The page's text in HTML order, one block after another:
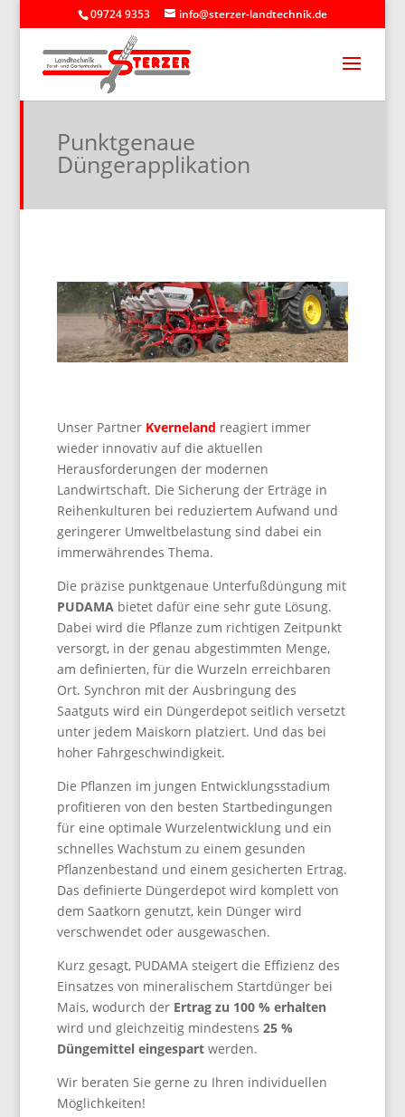
09724 9353 info@sterzer-landtechnik.de
Punktgenaue
Düngerapplikation
Unser Partner Kverneland reagiert immer
wieder innovativ auf die aktuellen
Herausforderungen der modernen
Landwirtschaft. Die Sicherung der Erträge in
Reihenkulturen bei reduziertem Aufwand und
geringerer Umweltbelastung sind dabei ein
immerwährendes Thema.
Die präzise punktgenaue Unterfußdüngung mit
PUDAMAbietet dafür eine sehr gute Lösung.
Dabei wird die Pflanze zum richtigen Zeitpunkt
versorgt, in der genau abgestimmten Menge,
am definierten, für die Wurzeln erreichbaren
Ort. Synchron mit der Ausbringung des
Saatguts wird ein Düngerdepot seitlich versetzt
unter jedem Maiskorn platziert. Und das bei
hoher Fahrgeschwindigkeit.
Die Pflanzen im jungen Entwicklungsstadium
profitieren von den besten Startbedingungen
für eine optimale Wurzelentwicklung und ein
schnelles Wachstum zu einem gesunden
Pflanzenbestand und einem gesicherten Ertrag.
Das definierte Düngerdepot wird komplett von
dem Saatkorn genutzt, kein Dünger wird
verschwendet oder ausgewaschen.
Kurz gesagt, PUDAMA steigert die Effizienz des
Einsatzes von mineralischem Startdünger bei
Mais, wodurch der Ertrag zu 100 % erhalten
wird und gleichzeitig mindestens 25 %
Düngemittel eingespartwerden.
Wir beraten Sie gerne zu Ihren individuellen
Möglichkeiten!